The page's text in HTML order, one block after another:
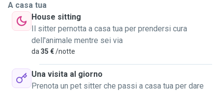
A casa tua
House sitting
Il sitter pernotta a casa tua per prendersi cura
dell'animale mentre sei via
da 35 €/notte
Una visita al giorno
Prenota un pet sitter che passi a casa tua per dare